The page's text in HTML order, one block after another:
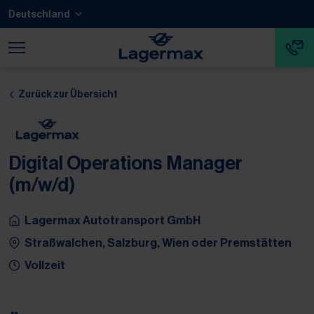
Zum Hauptinhalt springen
Zum Footer springen
Deutschland
Zum Ende der Navigation springen
Zum Beginn der Navigation springen
Zurück zur Übersicht
Digital Operations Manager
(m/w/d)
Lagermax Autotransport GmbH
Straßwalchen, Salzburg, Wien oder Premstätten
Vollzeit